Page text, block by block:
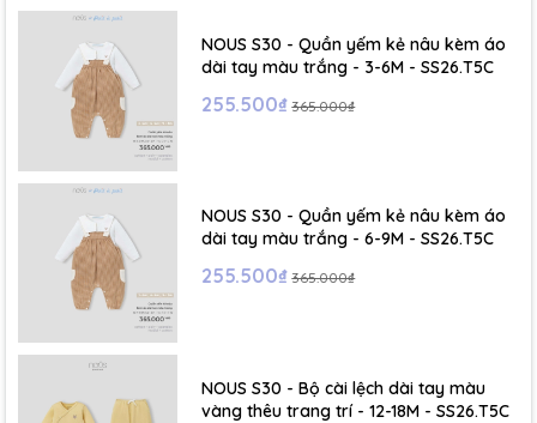
NOUS S30 - Quần yếm kẻ nâu kèm áo
dài tay màu trắng - 3-6M - SS26.T5C
255.500₫ 365.000₫
NOUS S30 - Quần yếm kẻ nâu kèm áo
dài tay màu trắng - 6-9M - SS26.T5C
255.500₫ 365.000₫
NOUS S30 - Bộ cài lệch dài tay màu
vàng thêu trang trí - 12-18M - SS26.T5C